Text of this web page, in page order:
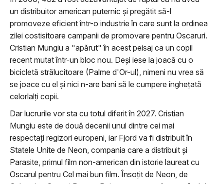
un distribuitor american puternic şi pregătit să-l
promoveze eficient într-o industrie în care sunt la ordinea
zilei costisitoare campanii de promovare pentru Oscaruri.
Cristian Mungiu a "apărut" în acest peisaj ca un copil
recent mutat într-un bloc nou. Deşi iese la joacă cu o
bicicletă strălucitoare (Palme d'Or-ul), nimeni nu vrea să
se joace cu el şi nici n-are bani să le cumpere îngheţată
celorlalţi copii.
Dar lucrurile vor sta cu totul diferit în 2027. Cristian
Mungiu este de două decenii unul dintre cei mai
respectaţi regizori europeni, iar Fjord va fi distribuit în
Statele Unite de Neon, compania care a distribuit şi
Parasite, primul film non-american din istorie laureat cu
Oscarul pentru Cel mai bun film. Însoţit de Neon, de